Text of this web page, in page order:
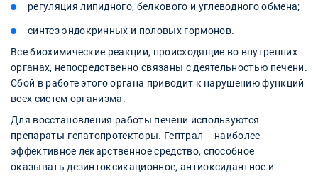
регуляция липидного, белкового и углеводного обмена;
синтез эндокринных и половых гормонов.
Все биохимические реакции, происходящие во внутренних
органах, непосредственно связаны с деятельностью печени.
Сбой в работе этого органа приводит к нарушению функций
всех систем организма.
Для восстановления работы печени используются
препараты-гепатопротекторы. Гептрал – наиболее
эффективное лекарственное средство, способное
оказывать дезинтоксикационное, антиоксидантное и